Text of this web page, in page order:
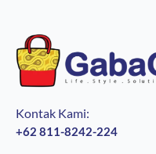
Kontak Kami:
+62 811-8242-224